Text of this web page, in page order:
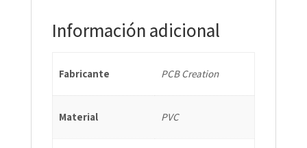
cantidad
Información adicional
Fabricante PCB Creation
Material PVC